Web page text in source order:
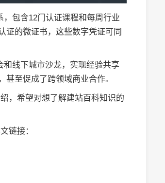
包含12门认证课程和每周行业
证的微证书，这些数字凭证可同
线下城市沙龙，实现经验共享
至促成了跨领域商业合作。
，希望对想了解建站百科知识的
链接：